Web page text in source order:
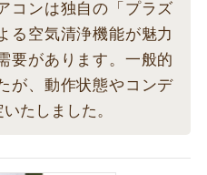
コンは独自の「プラズ
る空気清浄機能が魅力
要があります。一般的
が、動作状態やコンデ
たしました。